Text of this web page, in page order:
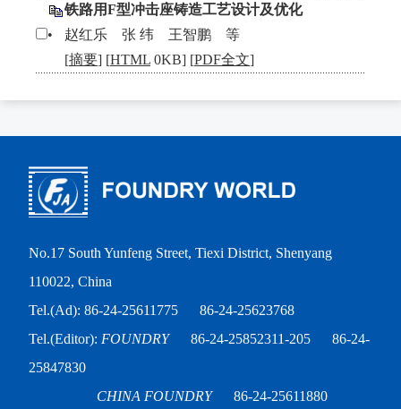
铁路用F型冲击座铸造工艺设计及优化
•
赵红乐 张 纬 王智鹏 等
[摘要] [HTML 0KB] [PDF全文]
No.17 South Yunfeng Street, Tiexi District, Shenyang
110022, China
Tel.(Ad): 86-24-25611775
86-24-25623768
Tel.(Editor): FOUNDRY 86-24-25852311-205
86-24-
25847830
CHINA FOUNDRY
86-24-25611880